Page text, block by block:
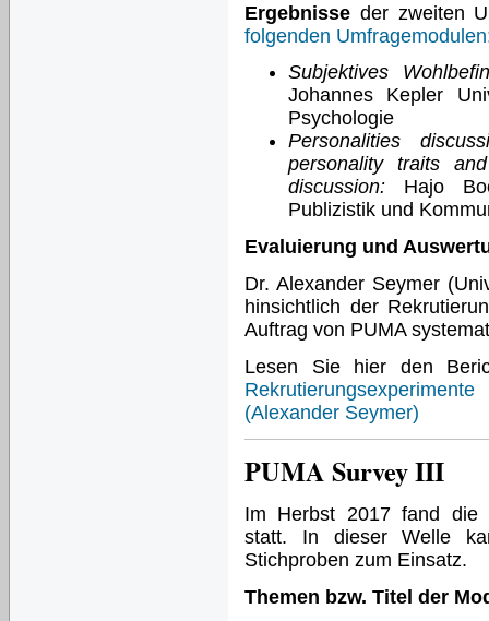
Ergebnisse der zweiten
folgenden
Subjektives
Johannes Kepler
Psychologie
Personalities
personality traits
discussion: Hajo
Publizistik und
Evaluierung und
Dr. Alexander Seymer
hinsichtlich der
Auftrag von PUMA
Lesen Sie hier den
(Alexander Seymer)
PUMA Survey III
Im Herbst 2017 fand die
statt. In dieser Welle
Stichproben zum Einsatz.
Themen bzw. Titel der